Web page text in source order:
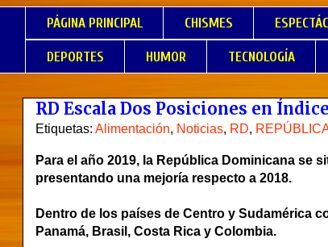
PÁGINA PRINCIPAL CHISMES
DEPORTES HUMOR TECNOLOGÍA
RD Escala Dos Posiciones en
Etiquetas: Alimentación, Noticias, RD,
Para el año 2019, la República Dominicana se
presentando una mejoría respecto a 2018.
Dentro de los países de Centro y Sudamérica
Panamá, Brasil, Costa Rica y Colombia.